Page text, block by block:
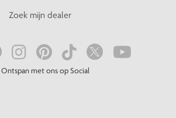
Zoek mijn dealer
Ontspan met ons op Social